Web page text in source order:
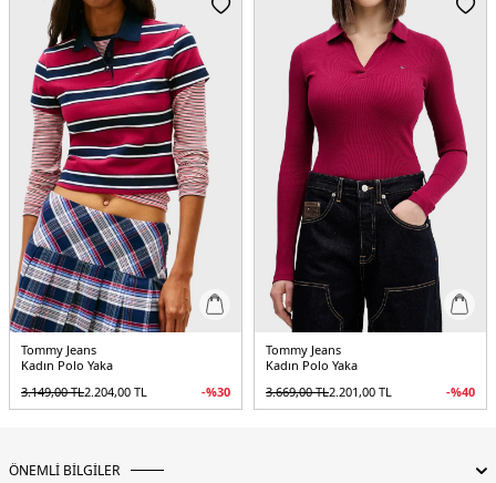
Menşei:
Bangladeş
2DEDW0DW223270A7.475
Tommy Jeans
Kadın Polo Yaka
3.149,00TL2.204,00 TL -%30
Tommy Jeans
Kadın Polo Yaka
3.669,00TL2.201,00 TL -%40
ÖNEMLİ BİLGİLER